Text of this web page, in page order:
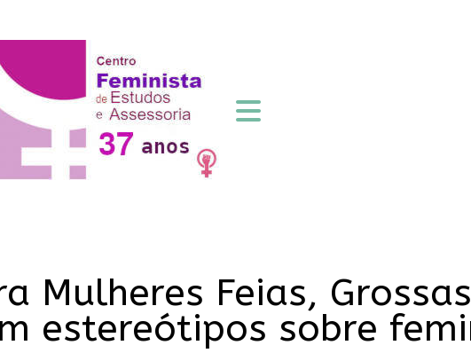
Mulheres Feias,
estereótipos sobre